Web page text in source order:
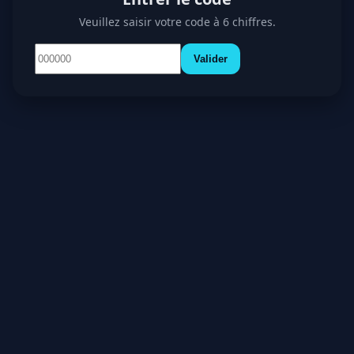
Veuillez saisir votre code à 6 chiffres.
Valider